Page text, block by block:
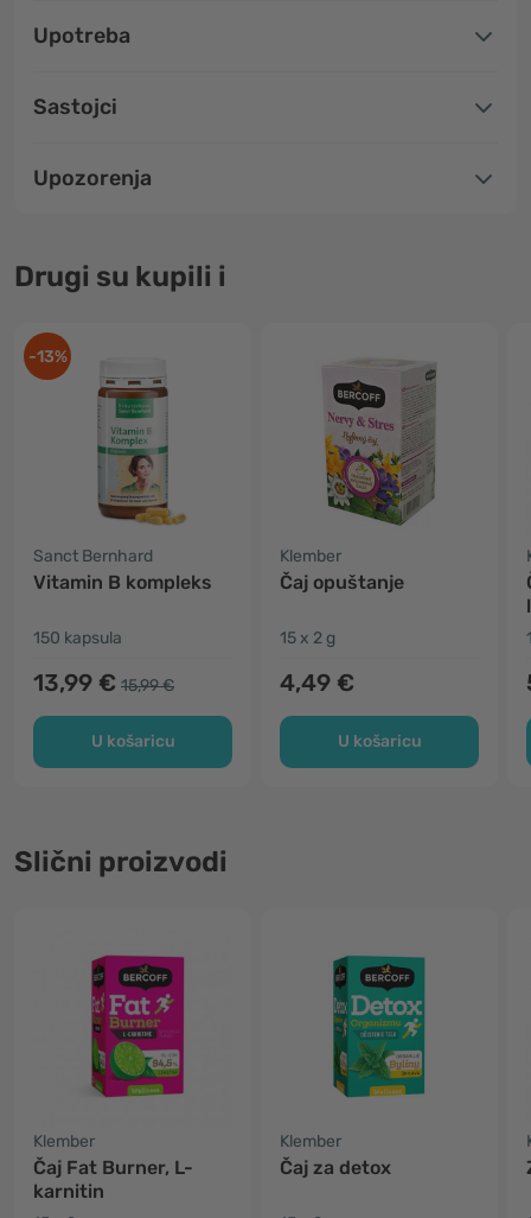
Upotreba
Sastojci
Upozorenja
Drugi su kupili i
-13%
Sanct Bernhard
Vitamin B kompleks
150 kapsula
13,99 € 15,99 €
U košaricu
Klember
Čaj opuštanje
15 x 2 g
4,49 €
U košaricu
Slični proizvodi
Klember
Čaj Fat Burner, L-
karnitin
Klember
Čaj za detox